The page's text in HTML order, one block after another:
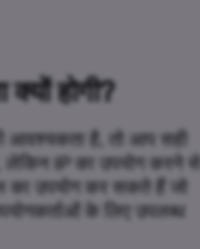
होगी?
आवश्यकता है, तो आप सही
लेकिन IP का उपयोग करने से
उपयोग कर सकते हैं जो
के लिए उपलब्ध